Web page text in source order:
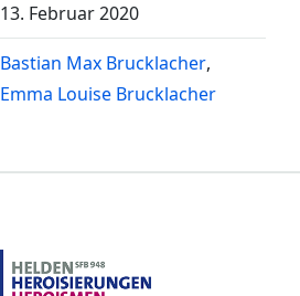
13. Februar 2020
Bastian Max Brucklacher
Emma Louise Brucklacher